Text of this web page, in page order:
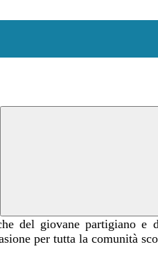
del giovane partigiano
per tutta la comunità